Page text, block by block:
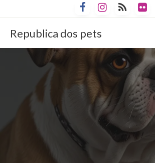
to
contentRepublica dos pets